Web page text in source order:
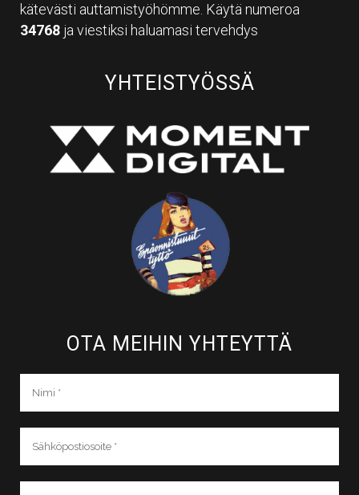
kätevästi auttamistyöhömme. Käytä numeroa
34768 ja viestiksi haluamasi tervehdys
YHTEISTYÖSSÄ
OTA MEIHIN YHTEYTTÄ​